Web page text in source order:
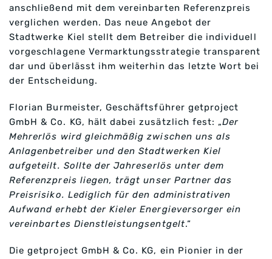
anschließend mit dem vereinbarten Referenzpreis
verglichen werden. Das neue Angebot der
Stadtwerke Kiel stellt dem Betreiber die individuell
vorgeschlagene Vermarktungsstrategie transparent
dar und überlässt ihm weiterhin das letzte Wort bei
der Entscheidung.
Florian Burmeister, Geschäftsführer getproject
GmbH & Co. KG, hält dabei zusätzlich fest: „Der
Mehrerlös wird gleichmäßig zwischen uns als
Anlagenbetreiber und den Stadtwerken Kiel
aufgeteilt. Sollte der Jahreserlös unter dem
Referenzpreis liegen, trägt unser Partner das
Preisrisiko. Lediglich für den administrativen
Aufwand erhebt der Kieler Energieversorger ein
vereinbartes Dienstleistungsentgelt.“
Die getproject GmbH & Co. KG, ein Pionier in der